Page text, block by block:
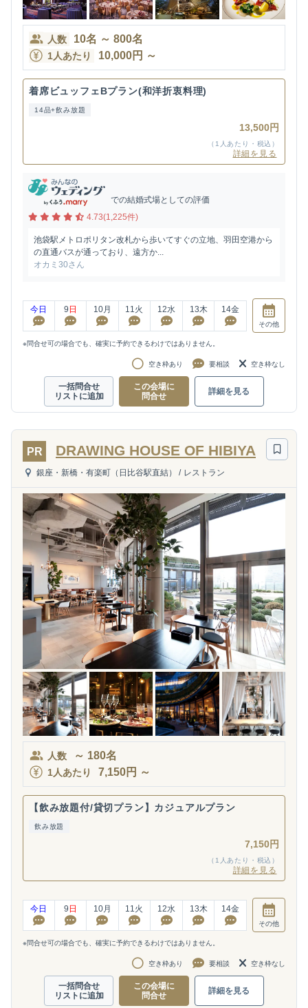
人数 10名 ～ 800名
1人あたり 10,000円 ～
着席ビュッフェBプラン(和洋折衷料理)
14品+飲み放題
13,500円
（1人あたり・税込）
詳細を見る
での結婚式場としての評価
4.73(1,225件)
池袋駅メトロポリタン改札から歩いてすぐの立地、羽田空港から
の直通バスが通っており、遠方か...
オカミ30さん
今日 9 日 10月 11火 12水 13木 14金
その他
※問合せ可の場合でも、確実に予約できるわけではありません。
空き枠あり 要相談 空き枠なし
一括問合せ
リストに追加
この会場に
問合せ
詳細を見る
PR DRAWING HOUSE OF HIBIYA
銀座・新橋・有楽町（日比谷駅直結） / レストラン
人数 ～ 180名
1人あたり 7,150円 ～
【飲み放題付/貸切プラン】カジュアルプラン
飲み放題
7,150円
（1人あたり・税込）
詳細を見る
今日 9 日 10月 11 火 12水 13木 14金
その他
※問合せ可の場合でも、確実に予約できるわけではありません。
空き枠あり 要相談 空き枠なし
一括問合せ
リストに追加
この会場に
問合せ
詳細を見る